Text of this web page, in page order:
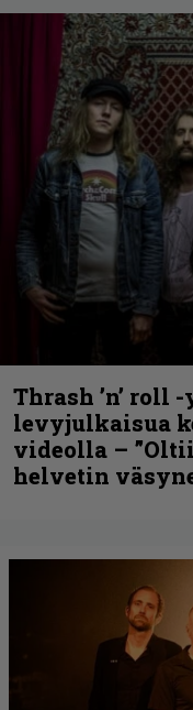
Thrash ’n’ roll
levyjulkaisua
videolla –
helvetin